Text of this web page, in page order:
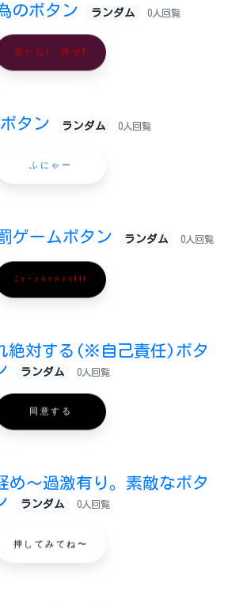
のボタン ランダム 0人回覧
見たな! 押せ❗️
タン ランダム 0人回覧
ふにゃー
ゲームボタン ランダム 0人回覧
ﾆｬｰｯﾊｯﾊｯﾊ!!!
絶対する(※自己責任)ボタ
ランダム 0人回覧
同意する
め〜過激有り。素敵なボタ
ランダム 0人回覧
押してみてね〜